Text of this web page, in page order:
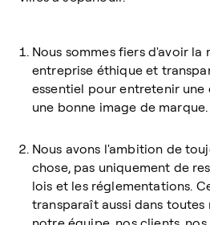
Nous sommes fiers d'avoir
entreprise éthique et
essentiel pour entretenir
une bonne image de marque.
Nous avons l'ambition de
chose, pas uniquement de
lois et les réglementations.
transparaît aussi dans toutes